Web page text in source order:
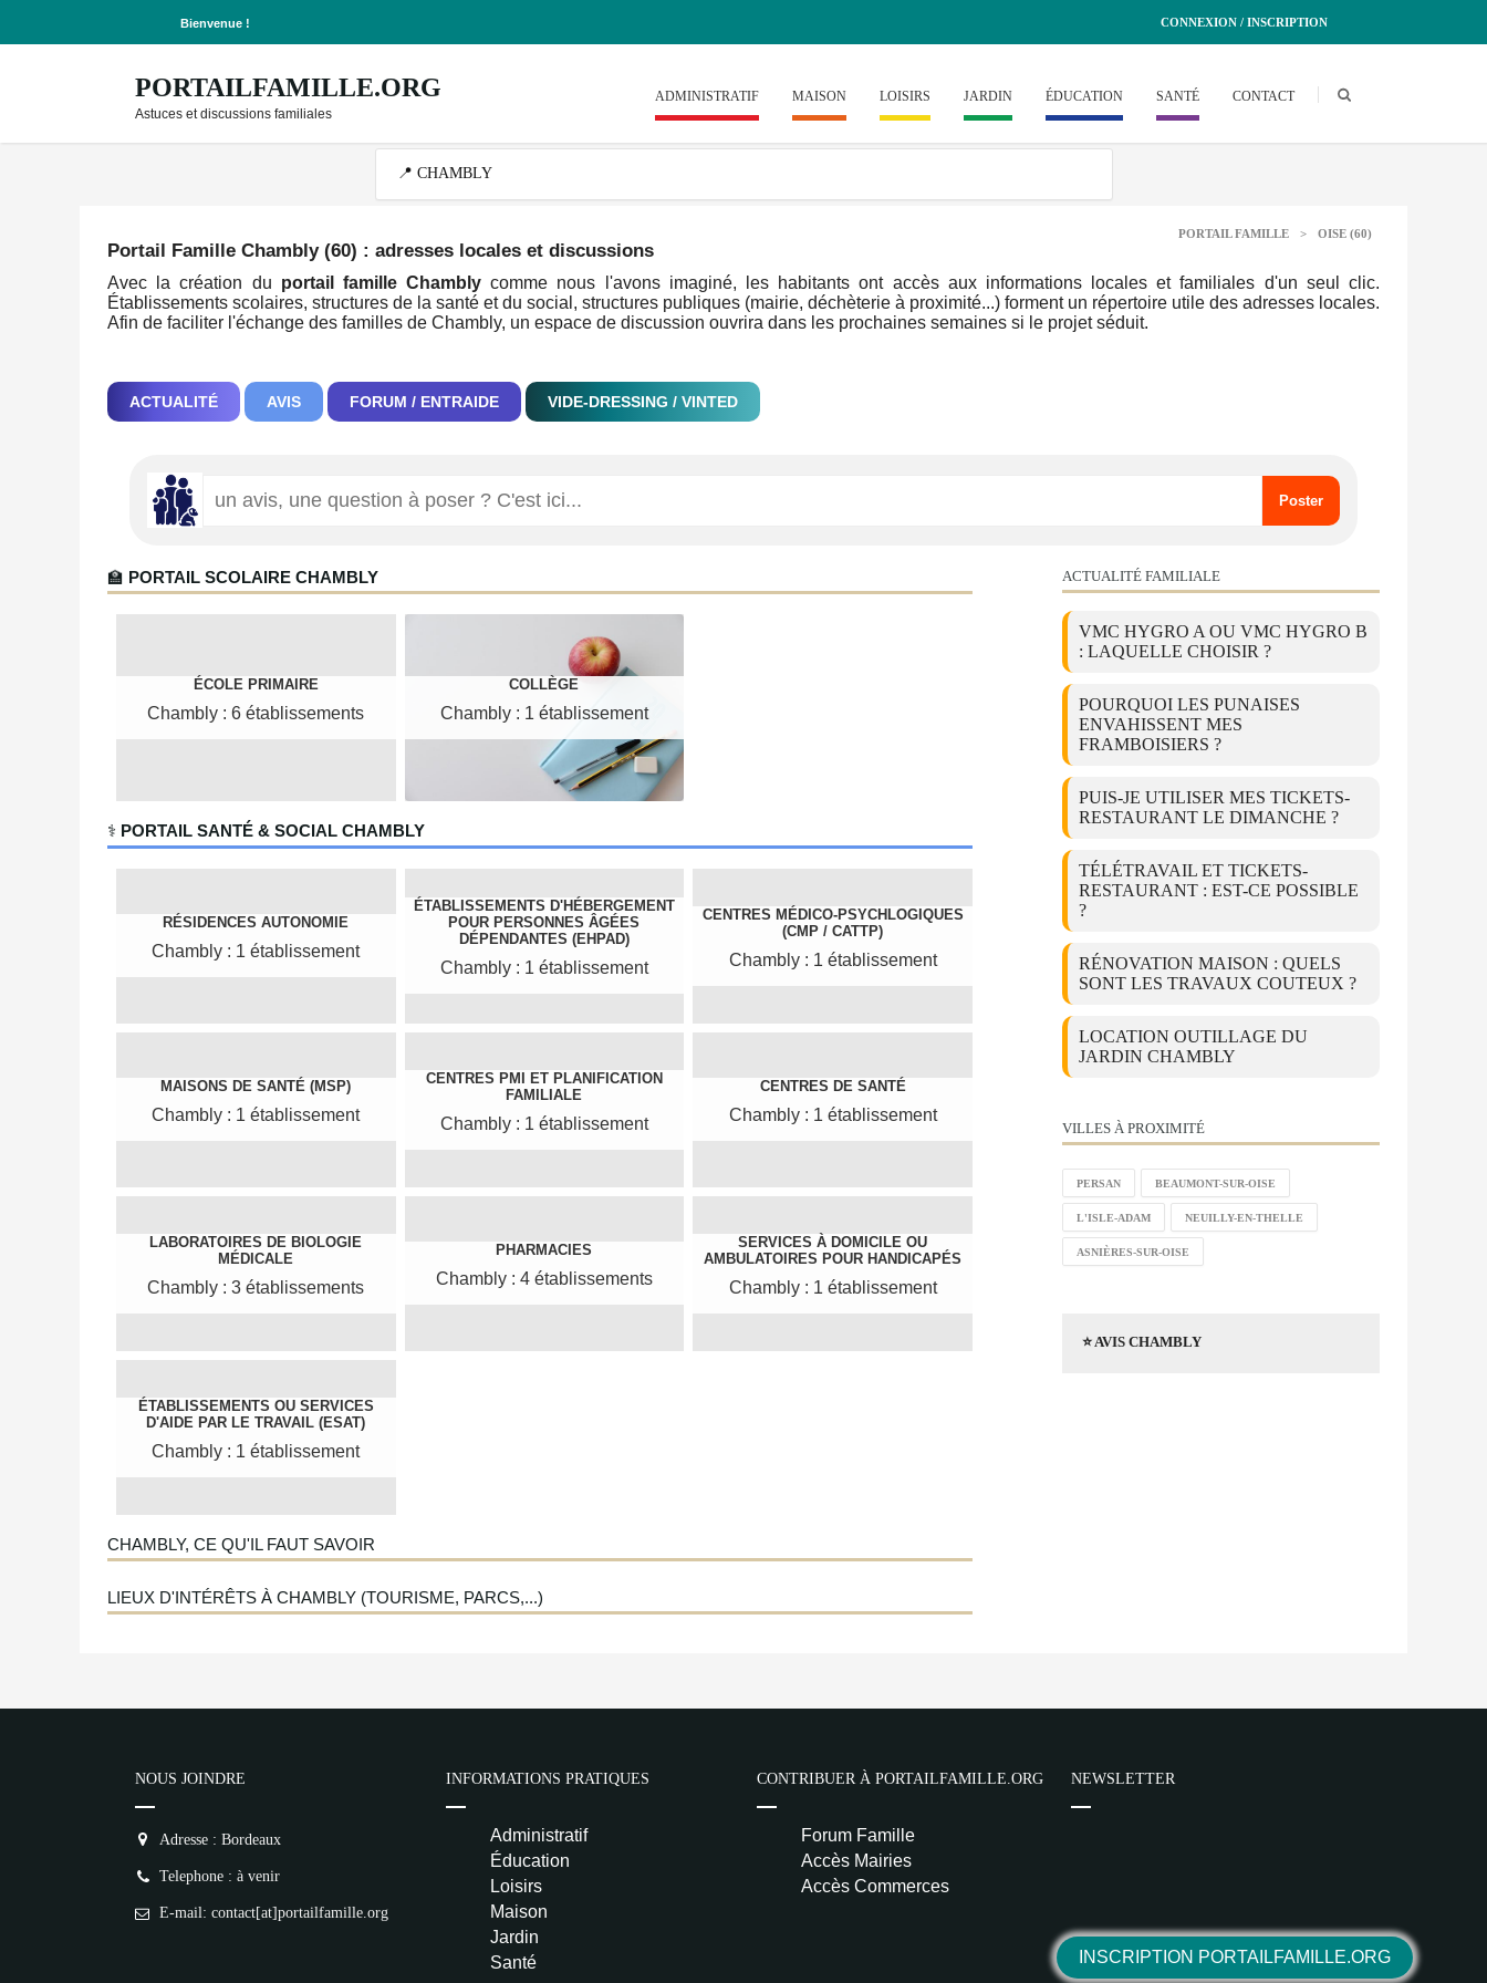
Bienvenue ! CONNEXION / INSCRIPTION
PORTAILFAMILLE.ORG
Astuces et discussions familiales
ADMINISTRATIF MAISON LOISIRS JARDIN ÉDUCATION SANTÉ CONTACT
PORTAIL FAMILLE > OISE (60)
Portail Famille Chambly (60) : adresses locales et discussions
Avec la création du portail famille Chambly comme nous l'avons imaginé, les habitants ont accès aux informations locales et familiales d'un seul clic.
Établissements scolaires, structures de la santé et du social, structures publiques (mairie, déchèterie à proximité...) forment un répertoire utile des adresses locales.
Afin de faciliter l'échange des familles de Chambly, un espace de discussion ouvrira dans les prochaines semaines si le projet séduit.
ACTUALITÉ AVIS FORUM / ENTRAIDE VIDE-DRESSING / VINTED
🏫 PORTAIL SCOLAIRE CHAMBLY
ÉCOLE PRIMAIRE
Chambly : 6 établissements
COLLÈGE
Chambly : 1 établissement
‍⚕️ PORTAIL SANTÉ & SOCIAL CHAMBLY
RÉSIDENCES AUTONOMIE
Chambly : 1 établissement
ÉTABLISSEMENTS D'HÉBERGEMENT
POUR PERSONNES ÂGÉES
DÉPENDANTES (EHPAD)
Chambly : 1 établissement
CENTRES MÉDICO-PSYCHLOGIQUES
(CMP / CATTP)
Chambly : 1 établissement
MAISONS DE SANTÉ (MSP)
Chambly : 1 établissement
CENTRES PMI ET PLANIFICATION
FAMILIALE
Chambly : 1 établissement
CENTRES DE SANTÉ
Chambly : 1 établissement
LABORATOIRES DE BIOLOGIE
MÉDICALE
Chambly : 3 établissements
PHARMACIES
Chambly : 4 établissements
SERVICES À DOMICILE OU
AMBULATOIRES POUR HANDICAPÉS
Chambly : 1 établissement
ÉTABLISSEMENTS OU SERVICES
D'AIDE PAR LE TRAVAIL (ESAT)
Chambly : 1 établissement
CHAMBLY, CE QU'IL FAUT SAVOIR
LIEUX D'INTÉRÊTS À CHAMBLY (TOURISME, PARCS,...)
ACTUALITÉ FAMILIALE
VMC HYGRO A OU VMC HYGRO B
: LAQUELLE CHOISIR ?
POURQUOI LES PUNAISES
ENVAHISSENT MES
FRAMBOISIERS ?
PUIS-JE UTILISER MES TICKETS-
RESTAURANT LE DIMANCHE ?
TÉLÉTRAVAIL ET TICKETS-
RESTAURANT : EST-CE POSSIBLE
?
RÉNOVATION MAISON : QUELS
SONT LES TRAVAUX COUTEUX ?
LOCATION OUTILLAGE DU
JARDIN CHAMBLY
VILLES À PROXIMITÉ
PERSAN BEAUMONT-SUR-OISE
L'ISLE-ADAM NEUILLY-EN-THELLE
ASNIÈRES-SUR-OISE
⭐ AVIS CHAMBLY
INSCRIPTION PORTAILFAMILLE.ORG
NOUS JOINDRE
Adresse : Bordeaux
Telephone : à venir
E-mail: contact[at]portailfamille.org
INFORMATIONS PRATIQUES
Administratif
Éducation
Loisirs
Maison
Jardin
Santé
CONTRIBUER À PORTAILFAMILLE.ORG
Forum Famille
Accès Mairies
Accès Commerces
NEWSLETTER